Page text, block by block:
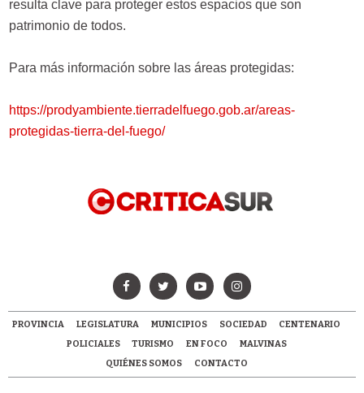
resulta clave para proteger estos espacios que son
patrimonio de todos.
Para más información sobre las áreas protegidas:
https://prodyambiente.tierradelfuego.gob.ar/areas-
protegidas-tierra-del-fuego/
PROVINCIA LEGISLATURA MUNICIPIOS SOCIEDAD
CENTENARIO
POLICIALES
TURISMO EN FOCO
MALVINAS
QUIÉNES SOMOS
CONTACTO